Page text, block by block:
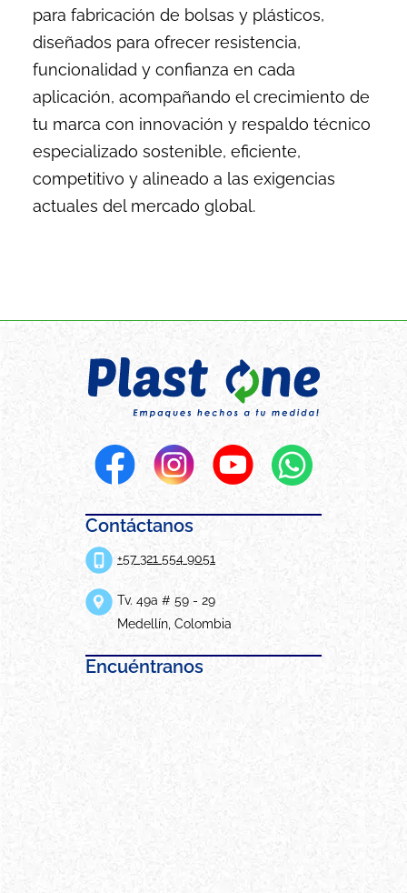
para fabricación de bolsas y plásticos,
diseñados para ofrecer resistencia,
funcionalidad y confianza en cada
aplicación, acompañando el crecimiento de
tu marca con innovación y respaldo técnico
especializado sostenible, eficiente,
competitivo y alineado a las exigencias
actuales del mercado global.
Contáctanos
+57 321 554 9051
Tv. 49a # 59 - 29
Medellín, Colombia
Encuéntranos